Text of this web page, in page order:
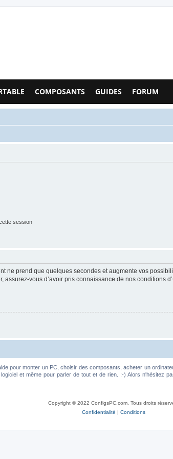
COMPOSANTS GUIDES FORUM
session
ne prend que quelques secondes et augmente vos
vous d’avoir pris connaissance de nos conditions
pour monter un PC, choisir des composants, acheter un
et même pour parler de tout et de rien. :-) Alors n'hésitez
Copyright © 2022 ConfigsPC.com. Tous droits
Confidentialité | Conditions